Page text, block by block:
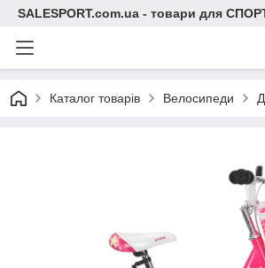
SALESPORT.com.ua - товари для
Каталог товарів Велосипеди